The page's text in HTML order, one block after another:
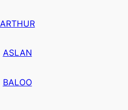
ARTHUR
ASLAN
BALOO